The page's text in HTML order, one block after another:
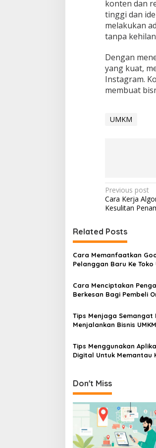
konten dan
tinggi dan
melakukan
tanpa
Dengan
yang kuat,
Instagram.
membuat
UMKM
Post
Previous post
Cara Kerja
Kesulitan
Related Posts
Cara Memanfaatkan
Pelanggan Baru Ke Toko
Cara Menciptakan
Berkesan Bagi Pembeli
Tips Menjaga
Menjalankan Bisnis
Tips Menggunakan
Digital Untuk Memantau
Don't Miss